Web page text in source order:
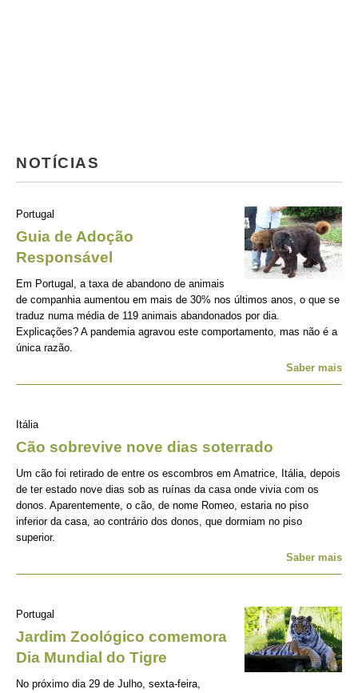
NOTÍCIAS
Portugal
Guia de Adoção
Responsável
Em Portugal, a taxa de abandono de animais
de companhia aumentou em mais de 30% nos últimos anos, o que se
traduz numa média de 119 animais abandonados por dia.
Explicações? A pandemia agravou este comportamento, mas não é a
única razão.
Saber mais
Itália
Cão sobrevive nove dias soterrado
Um cão foi retirado de entre os escombros em Amatrice, Itália, depois
de ter estado nove dias sob as ruínas da casa onde vivia com os
donos. Aparentemente, o cão, de nome Romeo, estaria no piso
inferior da casa, ao contrário dos donos, que dormiam no piso
superior.
Saber mais
Portugal
Jardim Zoológico comemora
Dia Mundial do Tigre
No próximo dia 29 de Julho, sexta-feira,